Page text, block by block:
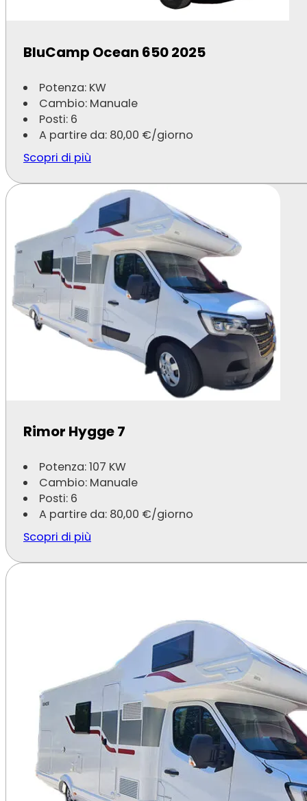
A partire da:80,00 €/giorno
BluCamp Ocean 650 2025
Potenza: KW
Cambio: Manuale
Posti: 6
A partire da: 80,00 €/giorno
Scopri di più
Rimor Hygge 7
Potenza: 107 KW
Cambio: Manuale
Posti: 6
A partire da: 80,00 €/giorno
Scopri di più